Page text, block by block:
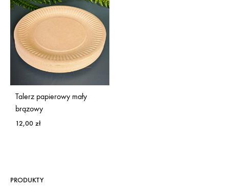
Talerz papierowy mały
brązowy
12,00 zł
PRODUKTY